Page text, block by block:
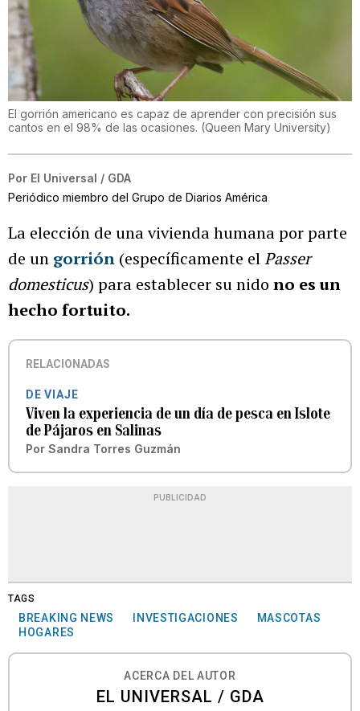
El gorrión americano es capaz de aprender con precisión sus
cantos en el 98% de las ocasiones. (Queen Mary University)
Por El Universal / GDA
Periódico miembro del Grupo de Diarios América
La elección de una vivienda humana por parte
de un gorrión (específicamente elPasser
domesticus) para establecer su nido no es un
hecho fortuito.
RELACIONADAS
DE VIAJE
Viven la experiencia de un día de pesca en Islote
de Pájaros en Salinas
Por Sandra Torres Guzmán
PUBLICIDAD
TAGS
BREAKING NEWS INVESTIGACIONES
MASCOTAS
HOGARES
ACERCA DEL AUTOR
EL UNIVERSAL / GDA